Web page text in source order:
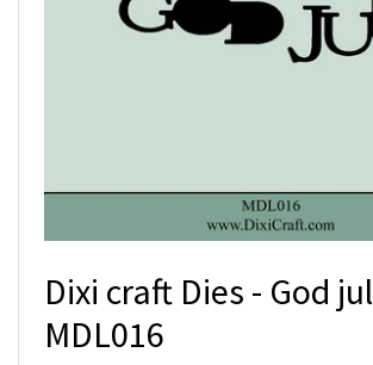
Dixi craft Dies - God jul
MDL016